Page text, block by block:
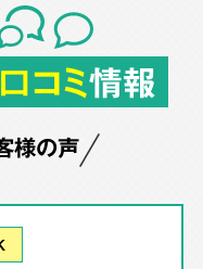
口コミ情報
様の声